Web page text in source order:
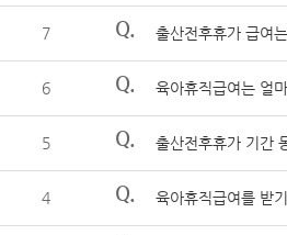
7 Q. 출산전후휴가 급여
6 Q. 육아휴직급여는 얼
5 Q. 출산전후휴가 기간
4 Q. 육아휴직급여를 받